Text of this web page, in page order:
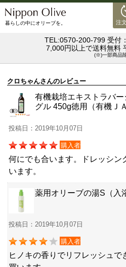
注
暮らしの中にオリーブを。
TEL:0570-200-799 受付
7,000円以上で送料無料
(※)一部商品
クロちゃんさんのレビュー
有機栽培エキストラバ
グル 450g徳用（有機Ｊ
投稿日：2019年10月07日
購入者
何にでも合います。ドレッシン
います。
薬用オリーブの湯S（入
投稿日：2019年10月07日
購入者
ヒノキの香りでリフレッシュで